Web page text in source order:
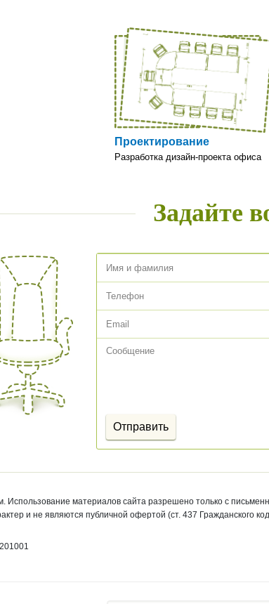
Проектирование
Разработка дизайн-проекта офиса
Задайте
Использование материалов сайта разрешено только с
и не являются публичной офертой (ст. 437 Гражданского